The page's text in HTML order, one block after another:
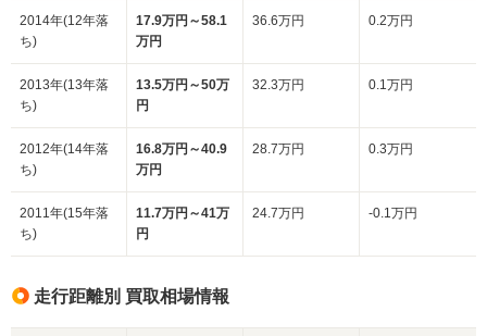
2014年(12年落
ち)
17.9万円～58.1
万円
36.6万円 0.2万円
2013年(13年落
ち)
13.5万円～50万
円
32.3万円 0.1万円
2012年(14年落
ち)
16.8万円～40.9
万円
28.7万円 0.3万円
2011年(15年落
ち)
11.7万円～41万
円
24.7万円 -0.1万円
走行距離別 買取相場情報